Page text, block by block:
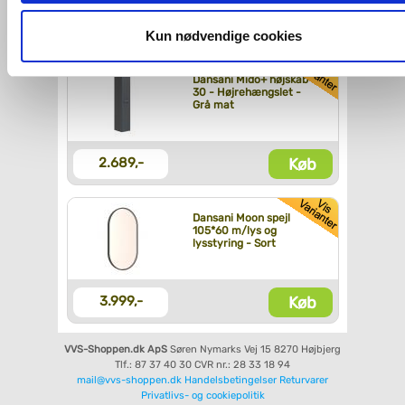
og fra nedenfor. Til enhver tid er det ligeledes muligt, at
dit samtykke, hvis du måtte ønske det.
Du kan se mere om, hvordan vi behandler dine
personoplysninger, ved at klikkeher.
Kun nødvendige cookies
Dansani Mido+ højskab
30 - Højrehængslet -
Grå mat
2.689,- Køb
Dansani Moon spejl
105*60 m/lys og
lysstyring - Sort
3.999,- Køb
VVS-Shoppen.dk ApS Søren Nymarks Vej 15 8270 Højbjerg
Tlf.: 87 37 40 30 CVR nr.: 28 33 18 94
mail@vvs-shoppen.dk Handelsbetingelser Returvarer
Privatlivs- og cookiepolitik